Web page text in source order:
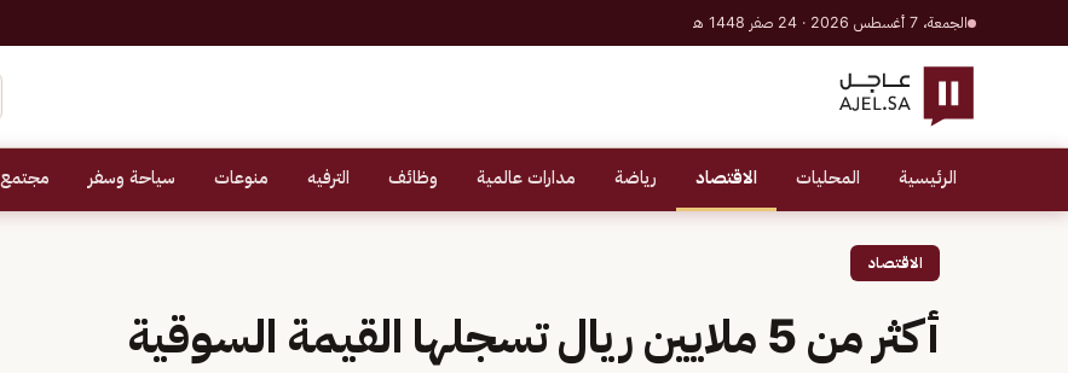
الجمعة، 7 أغسطس 2026 · 24 صفر 1448 هـ
الرئيسية المحليات الاقتصاد رياضة مدارات عالمية وظائف الترفيه منوعات سياحة وسفر مجتمع
الاقتصاد
أكثر من 5 ملايين ريال تسجلها القيمة السوقية